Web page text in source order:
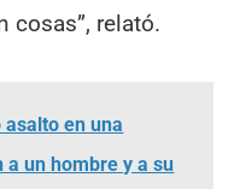
cosas”, relató.
asalto en una
a un hombre y a su